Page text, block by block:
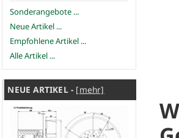
Sonderangebote ...
Neue Artikel ...
Empfohlene Artikel ...
Alle Artikel ...
NEUE ARTIKEL - [mehr]